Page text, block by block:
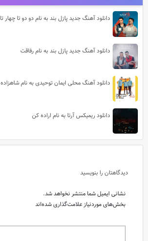
دانلود آهنگ جدید پازل بند به نام دو دو تا چهار تا
دانلود آهنگ جدید پازل بند به نام رفاقت
دانلود آهنگ محلی ایمان توحیدی به نام شاهزاده
دانلود ریمیکس آرتا به نام اراده کن
دیدگاهتان را بنویسید
نشانی ایمیل شما منتشر نخواهد شد.
بخش‌های موردنیاز علامت‌گذاری شده‌اند